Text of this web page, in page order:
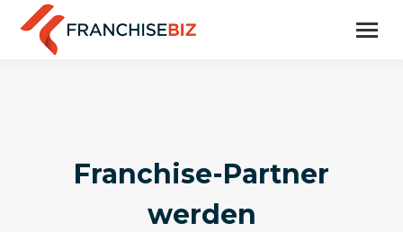
Franchise-Partner
werden